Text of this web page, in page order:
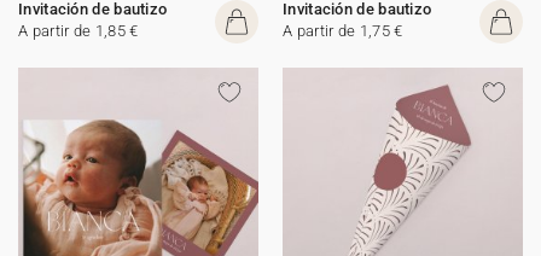
Invitación de bautizo
A partir de 1,85 €
Invitación de bautizo
A partir de 1,75 €